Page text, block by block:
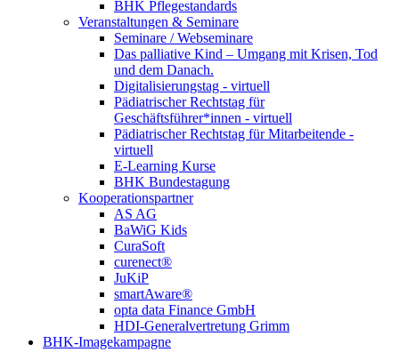
BHK Pflegestandards
Veranstaltungen & Seminare
Seminare / Webseminare
Das palliative Kind – Umgang mit Krisen, Tod
und dem Danach.
Digitalisierungstag - virtuell
Pädiatrischer Rechtstag für
Geschäftsführer*innen - virtuell
Pädiatrischer Rechtstag für Mitarbeitende -
virtuell
E-Learning Kurse
BHK Bundestagung
Kooperationspartner
AS AG
BaWiG Kids
CuraSoft
curenect®
JuKiP
smartAware®
opta data Finance GmbH
HDI-Generalvertretung Grimm
BHK-Imagekampagne